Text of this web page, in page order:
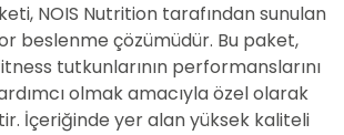
NOIS Nutrition tarafından sunulan
beslenme çözümüdür. Bu paket,
tutkunlarının performanslarını
olmak amacıyla özel olarak
İçeriğinde yer alan yüksek kaliteli